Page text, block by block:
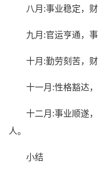
八月:事业稳定，
九月:官运亨通，
十月:勤劳刻苦，
十一月:性格豁达
十二月:事业顺遂
人。
小结